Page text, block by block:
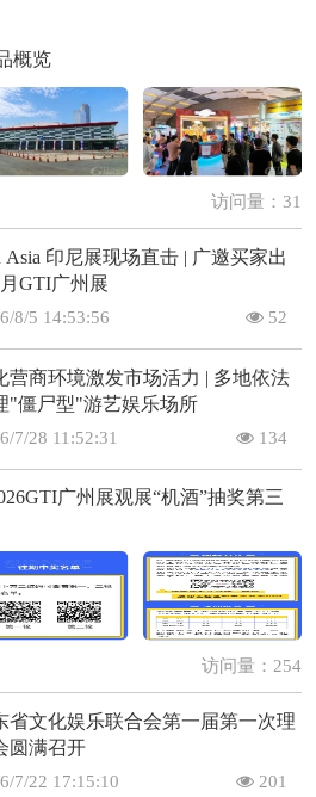
概览
访问量：31
Asia 印尼展现场直击 | 广邀买家出
GTI广州展
8/5 14:53:56 52
营商环境激发市场活力 | 多地依法
"僵尸型"游艺娱乐场所
7/28 11:52:31 134
广州展观展“机酒”抽奖第三
访问量：254
省文化娱乐联合会第一届第一次理
圆满召开
7/22 17:15:10 201